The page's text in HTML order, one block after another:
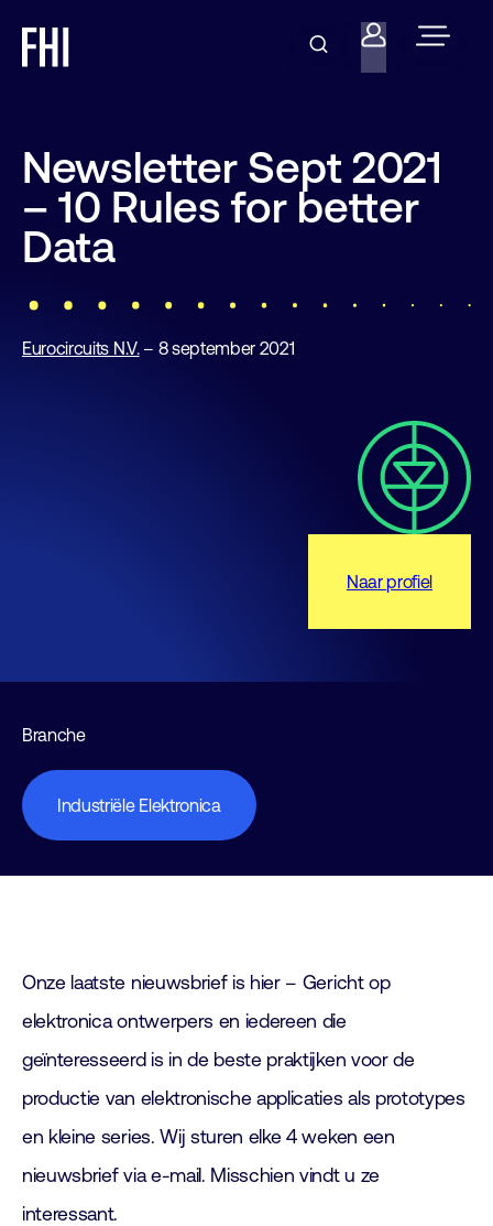
Newsletter Sept 2021
– 10 Rules for better
Data
Eurocircuits N.V.– 8 september 2021
Naar profiel
Branche
Industriële Elektronica
Onze laatste nieuwsbrief is hier – Gericht op
elektronica ontwerpers en iedereen die
geïnteresseerd is in de beste praktijken voor de
productie van elektronische applicaties als prototypes
en kleine series. Wij sturen elke 4 weken een
nieuwsbrief via e-mail. Misschien vindt u ze
interessant.